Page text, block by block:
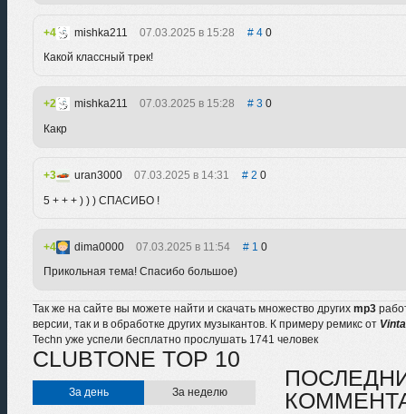
4 mishka211 07.03.2025 в 15:28 40
Какой классный трек!
2 mishka211 07.03.2025 в 15:28 3 0
Какр
3 uran3000 07.03.2025 в 14:31 2 0
5 + + + ) ) ) СПАСИБО !
4 dima0000 07.03.2025 в 11:54 1 0
Прикольная тема! Спасибо большое)
Так же на сайте вы можете найти и скачать множество других mp3
версии, так и в обработке других музыкантов. К примеру ремикс от
Techn уже успели бесплатно прослушать 1741 человек
CLUBTONE TOP 10
За день За неделю